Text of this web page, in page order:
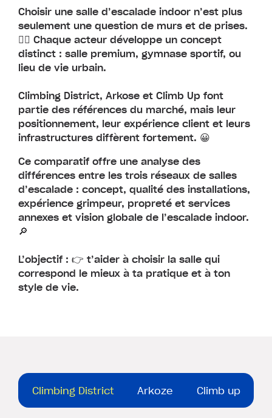
Choisir une salle d’escalade indoor n’est plus
seulement une question de murs et de prises.
🕵️‍♀️ Chaque acteur développe un concept
distinct : salle premium, gymnase sportif, ou
lieu de vie urbain.
Climbing District, Arkose et Climb Up font
partie des références du marché, mais leur
positionnement, leur expérience client et leurs
infrastructures diffèrent fortement. 😀
Ce comparatif offre une analyse des
différences entre les trois réseaux de salles
d’escalade : concept, qualité des installations,
expérience grimpeur, propreté et services
annexes et vision globale de l’escalade indoor.
🔎
L’objectif : 👉 t’aider à choisir la salle qui
correspond le mieux à ta pratique et à ton
style de vie.
Climbing District Arkoze Climb up